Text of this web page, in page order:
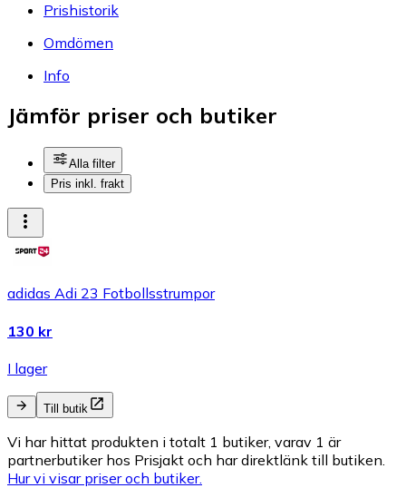
Prishistorik
Omdömen
Info
Jämför priser och butiker
Alla filter
Pris inkl. frakt
adidas Adi 23 Fotbollsstrumpor
130 kr
I lager
Till butik
Vi har hittat produkten i totalt 1 butiker, varav 1 är
partnerbutiker hos Prisjakt och har direktlänk till butiken.
Hur vi visar priser och butiker.